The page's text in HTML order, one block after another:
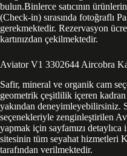
bulun.Binlerce satıcının
(Check-in) sırasında fotoğraflı
gerekmektedir. Rezervasyon
kartınızdan çekilmektedir.
Aviator V1 3302644 Aircobra
Safir, mineral ve organik cam
geometrik çeşitlilik içeren
yakından deneyimleyebilirsiniz.
seçenekleriyle zenginleştirilen
yapmak için sayfamızı
sitesinin tüm seyahat hizmetleri
tarafından verilmektedir.